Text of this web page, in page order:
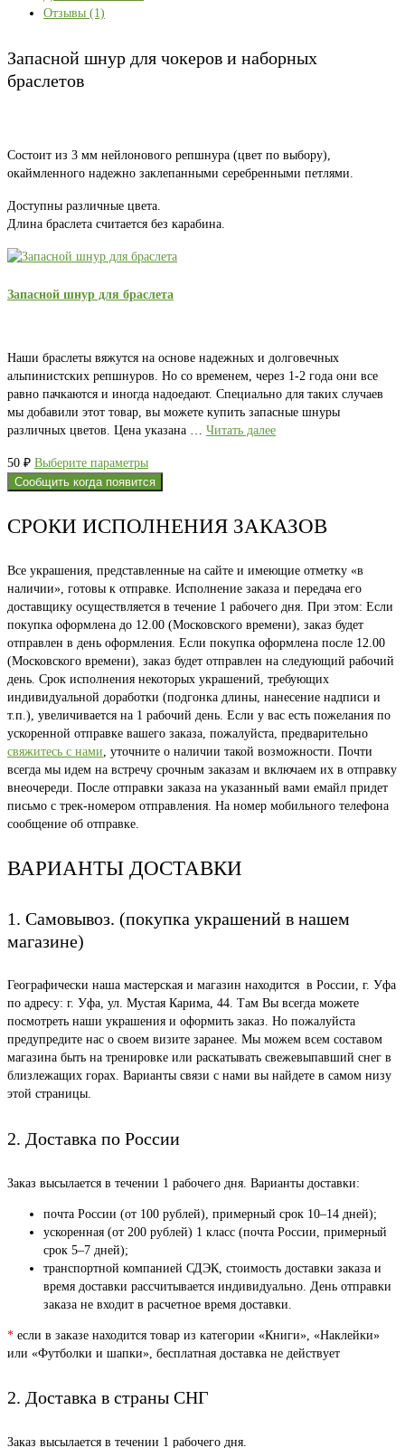
чокеров
наборных
Отзывы (1)
Запасной шнур для чокеров и наборных
браслетов
Состоит из 3 мм нейлонового репшнура (цвет по выбору),
окаймленного надежно заклепанными серебренными петлями.
Доступны различные цвета.
Длина браслета считается без карабина.
Запасной шнур для браслета
Наши браслеты вяжутся на основе надежных и долговечных
альпинистских репшнуров. Но со временем, через 1-2 года они все
равно пачкаются и иногда надоедают. Специально для таких случаев
мы добавили этот товар, вы можете купить запасные шнуры
различных цветов. Цена указана … Читать далее
50 ₽ Выберите параметрыЭтот
товар
несколько
вариаций.
можно
выбрать
на
странице
товара.
Сообщить когда появится
СРОКИ ИСПОЛНЕНИЯ ЗАКАЗОВ
Все украшения, представленные на сайте и имеющие отметку «в
наличии», готовы к отправке. Исполнение заказа и передача его
доставщику осуществляется в течение 1 рабочего дня. При этом: Если
покупка оформлена до 12.00 (Московского времени), заказ будет
отправлен в день оформления. Если покупка оформлена после 12.00
(Московского времени), заказ будет отправлен на следующий рабочий
день. Срок исполнения некоторых украшений, требующих
индивидуальной доработки (подгонка длины, нанесение надписи и
т.п.), увеличивается на 1 рабочий день. Если у вас есть пожелания по
ускоренной отправке вашего заказа, пожалуйста, предварительно
свяжитесь с нами, уточните о наличии такой возможности. Почти
всегда мы идем на встречу срочным заказам и включаем их в отправку
внеочереди. После отправки заказа на указанный вами емайл придет
письмо с трек-номером отправления. На номер мобильного телефона
сообщение об отправке.
ВАРИАНТЫ ДОСТАВКИ
1. Самовывоз. (покупка украшений в нашем
магазине)
Географически наша мастерская и магазин находится в России, г. Уфа
по адресу: г. Уфа, ул. Мустая Карима, 44. Там Вы всегда можете
посмотреть наши украшения и оформить заказ. Но пожалуйста
предупредите нас о своем визите заранее. Мы можем всем составом
магазина быть на тренировке или раскатывать свежевыпавший снег в
близлежащих горах. Варианты связи с нами вы найдете в самом низу
этой страницы.
2. Доставка по России
Заказ высылается в течении 1 рабочего дня. Варианты доставки:
почта России (от 100 рублей), примерный срок 10–14 дней);
ускоренная (от 200 рублей) 1 класс (почта России, примерный
срок 5–7 дней);
транспортной компанией СДЭК, стоимость доставки заказа и
время доставки рассчитывается индивидуально. День отправки
заказа не входит в расчетное время доставки.
* если в заказе находится товар из категории «Книги», «Наклейки»
или «Футболки и шапки», бесплатная доставка не действует
2. Доставка в страны СНГ
Заказ высылается в течении 1 рабочего дня.